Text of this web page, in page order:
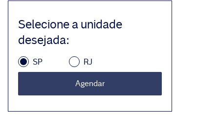
Selecione a unidade
desejada:
SP RJ
Agendar